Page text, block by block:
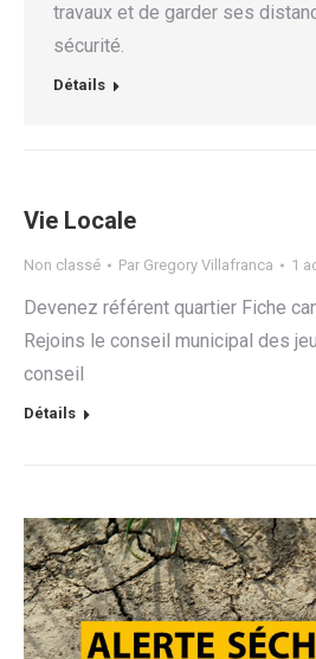
travaux et de garder ses
sécurité.
Détails
Vie Locale
Non classé Par Gregory Villafranca 1
Devenez référent quartier Fiche
Rejoins le conseil municipal des
conseil
Détails